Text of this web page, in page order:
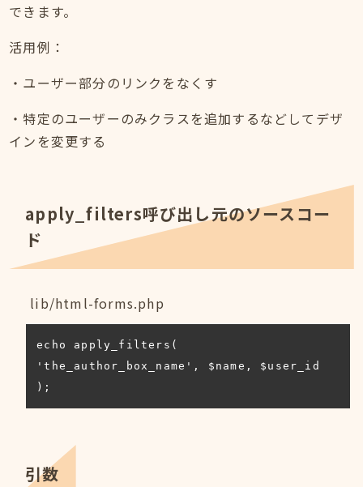
できます。
活用例：
・ユーザー部分のリンクをなくす
・特定のユーザーのみクラスを追加するなどしてデザ
インを変更する
apply_filters呼び出し元のソースコー
ド
lib/html-forms.php
echo apply_filters(
'the_author_box_name', $name, $user_id
);
引数